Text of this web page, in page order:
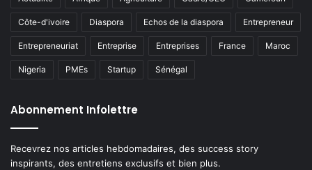
Côte-d'ivoire Diaspora Echos de la diaspora Entrepreneur
Entrepreneuriat Entreprise Entreprises France Maroc
Nigeria PMEs Startup Sénégal
Abonnement Infolettre
Recevrez nos articles hebdomadaires, des success story
inspirants, des entretiens exclusifs et bien plus.